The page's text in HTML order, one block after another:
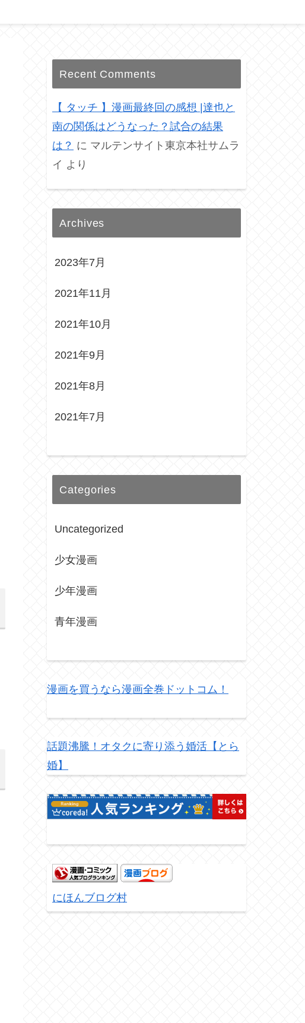
Recent Comments
【 タッチ 】漫画最終回の感想 |達也と
南の関係はどうなった？試合の結果
は？ に マルテンサイト東京本社サムラ
イ より
Archives
2023年7月
2021年11月
2021年10月
2021年9月
2021年8月
2021年7月
Categories
Uncategorized
少女漫画
少年漫画
青年漫画
漫画を買うなら漫画全巻ドットコム！
話題沸騰！オタクに寄り添う婚活【とら
婚】
にほんブログ村